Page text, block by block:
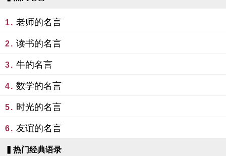
1. 老师的名言
2. 读书的名言
3. 牛的名言
4. 数学的名言
5. 时光的名言
6. 友谊的名言
▍热门经典语录